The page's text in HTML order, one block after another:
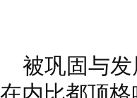
被巩固与发